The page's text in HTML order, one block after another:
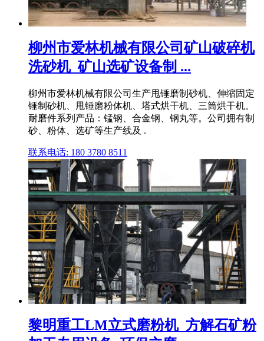
柳州市爱林机械有限公司矿山破碎机
洗砂机_矿山选矿设备制 ...
柳州市爱林机械有限公司生产甩锤磨制砂机、伸缩固定
锤制砂机、甩锤磨粉体机、塔式烘干机、三筒烘干机。
耐磨件系列产品：锰钢、合金钢、钢丸等。公司拥有制
砂、粉体、选矿等生产线及 .
联系电话: 180 3780 8511
黎明重工LM立式磨粉机_方解石矿粉